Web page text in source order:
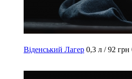
Віденський Лагер 0,3 л / 92 грн